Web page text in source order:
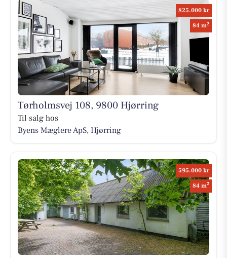
825.000 kr
84 m2
Tørholmsvej 108, 9800 Hjørring
Til salg hos
Byens Mæglere ApS, Hjørring
595.000 kr
84 m2